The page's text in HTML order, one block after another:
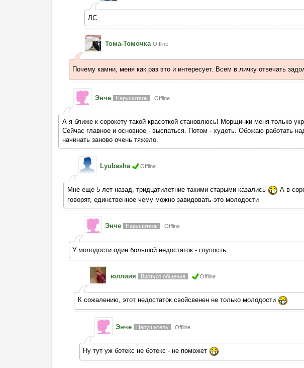
ЛС
Тома-Томочка Offline
Почему камни, меня как раз это и интересует. Всем в личку отвечать
Энче Нарушитель Offline
А я ближе к сорокету такой красоткой становлюсь! Морщинки меня только
Сейчас главное и основное - выспаться. Потом - худеть. Обожаю работать
начинать заново очень тяжело.
Lyubasha Offline
Мне еще 5 лет назад, тридцатилетние такими старыми казались
А в
говорят, единственное чему можно завидовать-это молодости
Энче Нарушитель Offline
У молодости один большой недостаток - глупость.
юллиия Виртуоз общения Offline
К сожалению, этот недостаток свойсвенен не только молодости
Энче Нарушитель Offline
Ну тут уж ботекс не ботекс - не поможет